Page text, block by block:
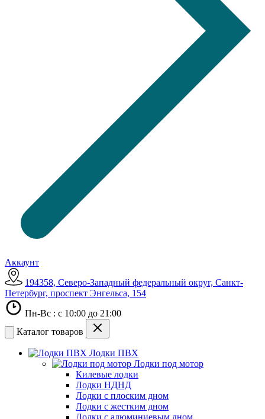
Аккаунт
194358, Северо-Западный федеральный округ, Санкт-
Петербург, проспект Энгельса, 154
Пн-Вс : с 10:00 до 21:00
Каталог товаров
Лодки ПВХ
Лодки под мотор
Килевые лодки
Лодки НДНД
Лодки с плоским дном
Лодки с жестким дном
Лодки с алюминиевым дном